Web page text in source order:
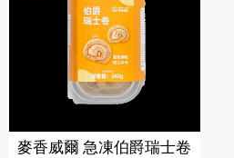
麥香威爾 急凍伯爵瑞士卷